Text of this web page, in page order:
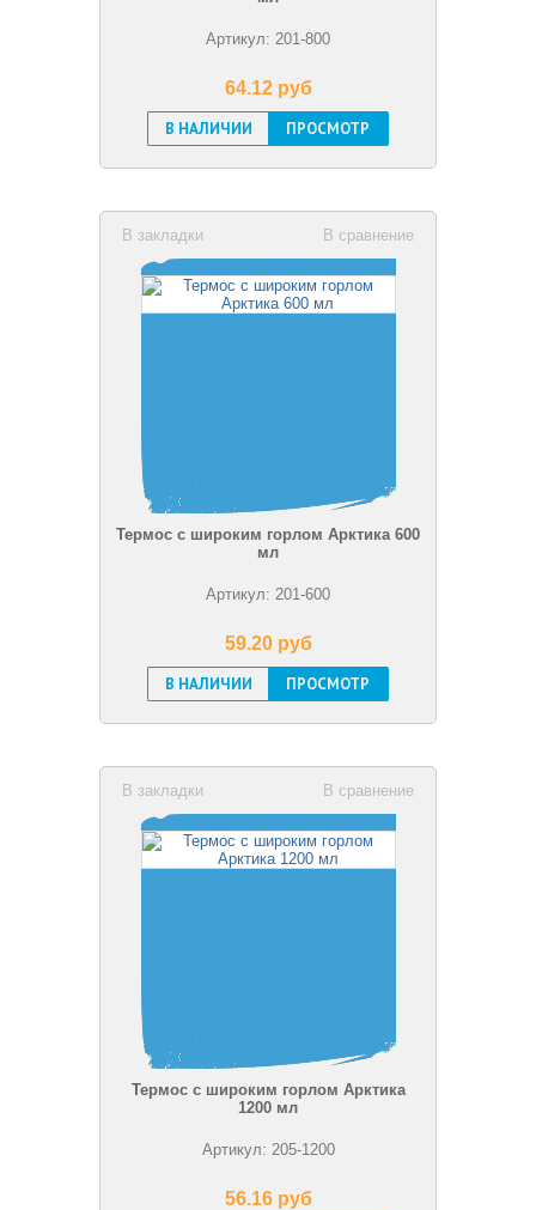
Артикул: 201-800
64.12 pуб
В НАЛИЧИИ
ПРОСМОТР
В сравнение
В закладки
Термос с широким горлом Арктика 600
мл
Артикул: 201-600
59.20 pуб
В НАЛИЧИИ
ПРОСМОТР
В сравнение
В закладки
Термос с широким горлом Арктика
1200 мл
Артикул: 205-1200
56.16 pуб